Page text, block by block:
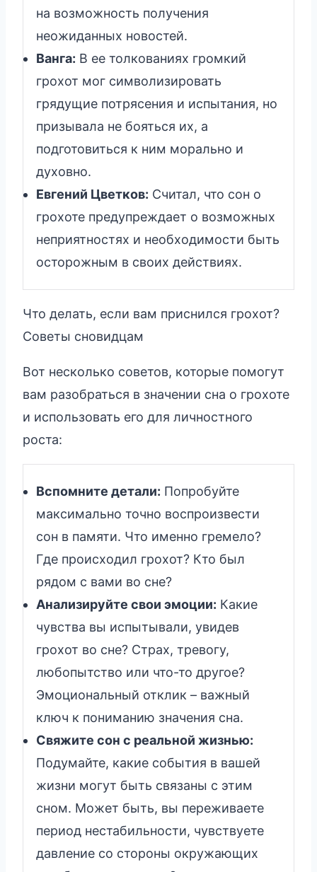
на возможность получения
неожиданных новостей.
Ванга: В ее толкованиях громкий
грохот мог символизировать
грядущие потрясения и испытания, но
призывала не бояться их, а
подготовиться к ним морально и
духовно.
Евгений Цветков: Считал, что сон о
грохоте предупреждает о возможных
неприятностях и необходимости быть
осторожным в своих действиях.
Что делать, если вам приснился грохот?
Советы сновидцам
Вот несколько советов, которые помогут
вам разобраться в значении сна о грохоте
и использовать его для личностного
роста:
Вспомните детали: Попробуйте
максимально точно воспроизвести
сон в памяти. Что именно гремело?
Где происходил грохот? Кто был
рядом с вами во сне?
Анализируйте свои эмоции: Какие
чувства вы испытывали, увидев
грохот во сне? Страх, тревогу,
любопытство или что-то другое?
Эмоциональный отклик – важный
ключ к пониманию значения сна.
Свяжите сон с реальной жизнью:
Подумайте, какие события в вашей
жизни могут быть связаны с этим
сном. Может быть, вы переживаете
период нестабильности, чувствуете
давление со стороны окружающих